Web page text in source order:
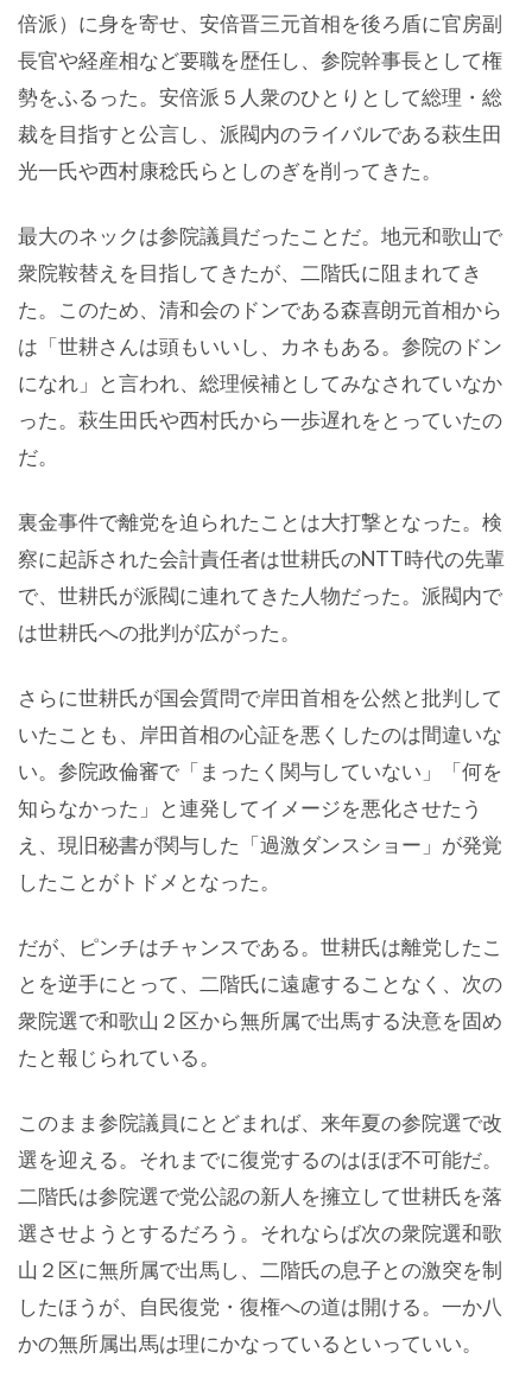
倍派）に身を寄せ、安倍晋三元首相を後ろ盾に官房副
長官や経産相など要職を歴任し、参院幹事長として権
勢をふるった。安倍派５人衆のひとりとして総理・総
裁を目指すと公言し、派閥内のライバルである萩生田
光一氏や西村康稔氏らとしのぎを削ってきた。
最大のネックは参院議員だったことだ。地元和歌山で
衆院鞍替えを目指してきたが、二階氏に阻まれてき
た。このため、清和会のドンである森喜朗元首相から
は「世耕さんは頭もいいし、カネもある。参院のドン
になれ」と言われ、総理候補としてみなされていなか
った。萩生田氏や西村氏から一歩遅れをとっていたの
だ。
裏金事件で離党を迫られたことは大打撃となった。検
察に起訴された会計責任者は世耕氏のNTT時代の先輩
で、世耕氏が派閥に連れてきた人物だった。派閥内で
は世耕氏への批判が広がった。
さらに世耕氏が国会質問で岸田首相を公然と批判して
いたことも、岸田首相の心証を悪くしたのは間違いな
い。参院政倫審で「まったく関与していない」「何を
知らなかった」と連発してイメージを悪化させたう
え、現旧秘書が関与した「過激ダンスショー」が発覚
したことがトドメとなった。
だが、ピンチはチャンスである。世耕氏は離党したこ
とを逆手にとって、二階氏に遠慮することなく、次の
衆院選で和歌山２区から無所属で出馬する決意を固め
たと報じられている。
このまま参院議員にとどまれば、来年夏の参院選で改
選を迎える。それまでに復党するのはほぼ不可能だ。
二階氏は参院選で党公認の新人を擁立して世耕氏を落
選させようとするだろう。それならば次の衆院選和歌
山２区に無所属で出馬し、二階氏の息子との激突を制
したほうが、自民復党・復権への道は開ける。一か八
かの無所属出馬は理にかなっているといっていい。